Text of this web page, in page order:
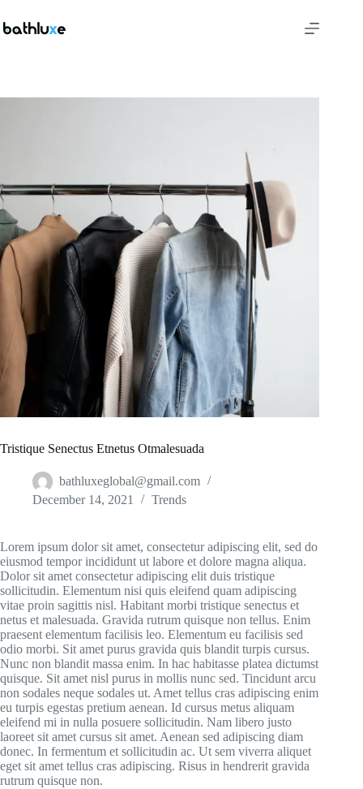
Tristique Senectus Etnetus Otmalesuada
bathluxeglobal@gmail.com
December 14, 2021
Trends
Lorem ipsum dolor sit amet, consectetur adipiscing elit, sed do
eiusmod tempor incididunt ut labore et dolore magna aliqua.
Dolor sit amet consectetur adipiscing elit duis tristique
sollicitudin. Elementum nisi quis eleifend quam adipiscing
vitae proin sagittis nisl. Habitant morbi tristique senectus et
netus et malesuada. Gravida rutrum quisque non tellus. Enim
praesent elementum facilisis leo. Elementum eu facilisis sed
odio morbi. Sit amet purus gravida quis blandit turpis cursus.
Nunc non blandit massa enim. In hac habitasse platea dictumst
quisque. Sit amet nisl purus in mollis nunc sed. Tincidunt arcu
non sodales neque sodales ut. Amet tellus cras adipiscing enim
eu turpis egestas pretium aenean. Id cursus metus aliquam
eleifend mi in nulla posuere sollicitudin. Nam libero justo
laoreet sit amet cursus sit amet. Aenean sed adipiscing diam
donec. In fermentum et sollicitudin ac. Ut sem viverra aliquet
eget sit amet tellus cras adipiscing. Risus in hendrerit gravida
rutrum quisque non.